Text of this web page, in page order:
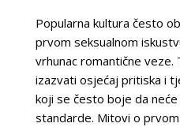
Popularna kultura često
prvom seksualnom
vrhunac romantične veze.
izazvati osjećaj pritiska i
koji se često boje da
standarde. Mitovi o